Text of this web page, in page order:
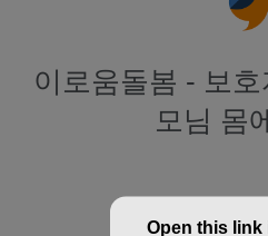
이로움돌봄 - 보
모님 몸